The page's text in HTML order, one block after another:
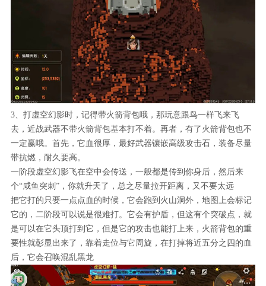
3、打虚空幻影时，记得带火箭背包哦，那玩意跟鸟一样飞来飞
去，近战武器不带火箭背包基本打不着。再者，有了火箭背包也不
一定赢哦。首先，它血很厚，最好武器镶嵌高级攻击石，装备尽量
带抗燃，耐久要高。
一阶段虚空幻影飞在空中会传送，一般都是传到你身后，然后来
个“咸鱼突刺”，你就升天了，总之尽量拉开距离，又不要太远
把它打的只要一点点血的时候，它会跑到火山洞外，地图上会标记
它的，二阶段可以说是很难打。它会有护盾，但这有个突破点，就
是可以在它头顶打到它，但是它的攻击也能打上来，火箭背包的重
要性就彰显出来了，靠着走位与它周旋，在打掉将近五分之四的血
后，它会召唤混乱黑龙